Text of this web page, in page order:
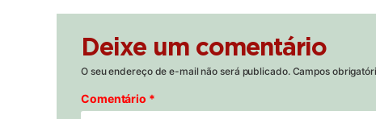
Deixe um comentário
O seu endereço de e-mail não será publicado. Campos
Comentário *